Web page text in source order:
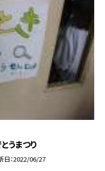
うまつり
日 2022/06/27